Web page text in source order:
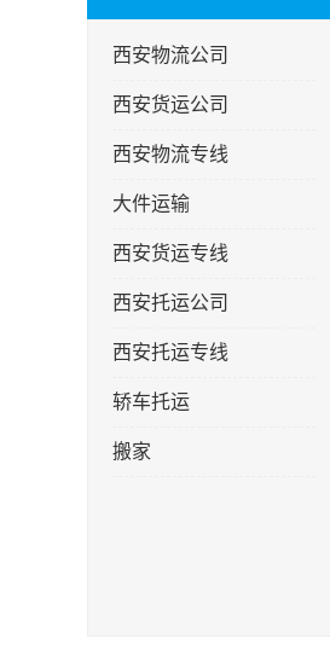
西安物流公司
西安货运公司
西安物流专线
大件运输
西安货运专线
西安托运公司
西安托运专线
轿车托运
搬家